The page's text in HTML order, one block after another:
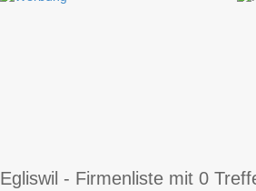
Egliswil - Firmenliste mit 0